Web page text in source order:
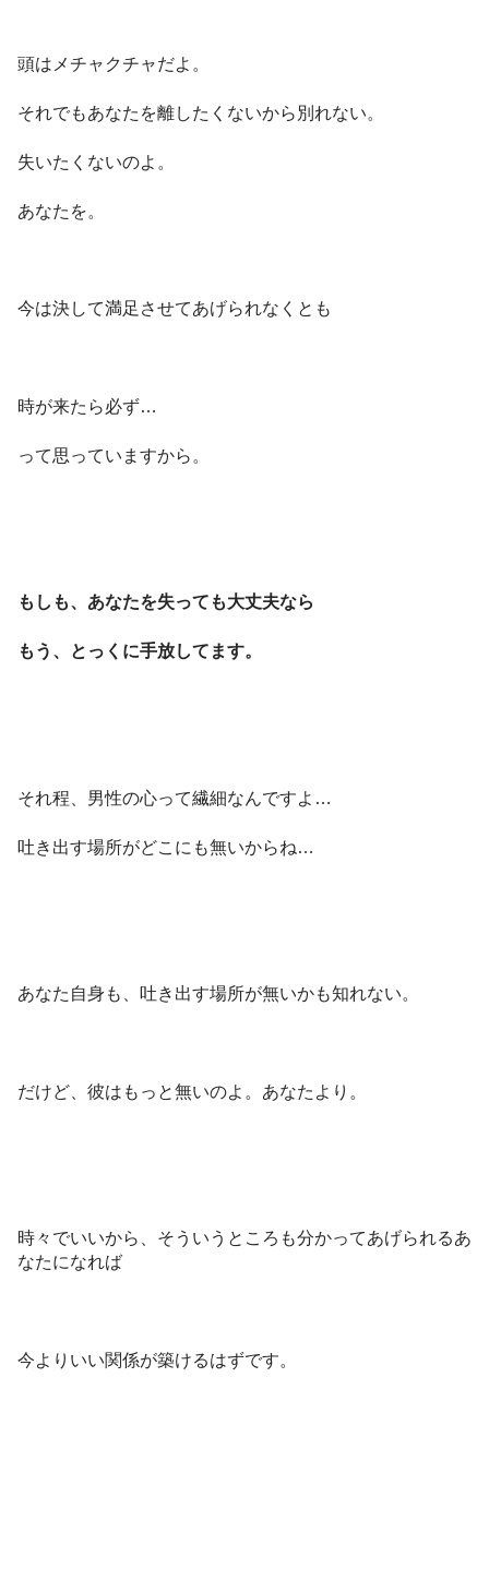
頭はメチャクチャだよ。
それでもあなたを離したくないから別れない。
失いたくないのよ。
あなたを。
今は決して満足させてあげられなくとも
時が来たら必ず…
って思っていますから。
もしも、あなたを失っても大丈夫なら
もう、とっくに手放してます。
それ程、男性の心って繊細なんですよ…
吐き出す場所がどこにも無いからね…
あなた自身も、吐き出す場所が無いかも知れない。
だけど、彼はもっと無いのよ。あなたより。
時々でいいから、そういうところも分かってあげられるあ
なたになれば
今よりいい関係が築けるはずです。